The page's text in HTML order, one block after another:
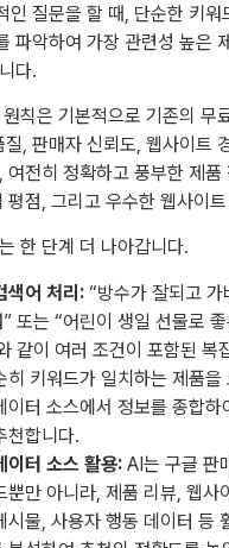
인 질문을 할 때, 단순한 키워
파악하여 가장 관련성 높은
다.
칙은 기본적으로 기존의 무
, 판매자 신뢰도, 웹사이트
여전히 정확하고 풍부한 제품
평점, 그리고 우수한 웹사이
한 단계 더 나아갑니다.
색어 처리: “방수가 잘되고 가
또는 “어린이 생일 선물로
같이 여러 조건이 포함된 복
히 키워드가 일치하는 제품을
이터 소스에서 정보를 종합하
천합니다.
이터 소스 활용: AI는 구글 판
뿐만 아니라, 제품 리뷰, 웹사
시물, 사용자 행동 데이터 등